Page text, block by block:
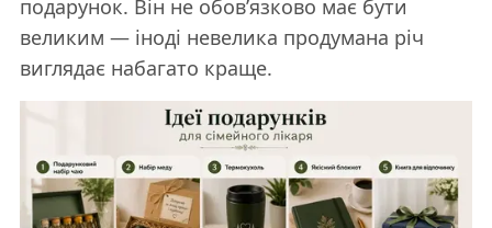
подарунок. Він не обов’язково має бути
великим — іноді невелика продумана річ
виглядає набагато краще.